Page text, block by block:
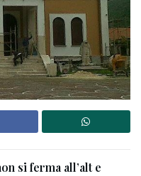
si ferma all’alt e